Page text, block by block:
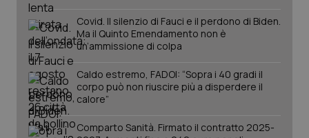
Covid. Il silenzio di Fauci e il perdono di Biden.
Ma il Quinto Emendamento non è
un’ammissione di colpa
Caldo estremo, FADOI: “Sopra i 40 gradi il
corpo può non riuscire più a disperdere il
calore”
Comparto Sanità. Firmato il contratto 2025-
PHPSESSID